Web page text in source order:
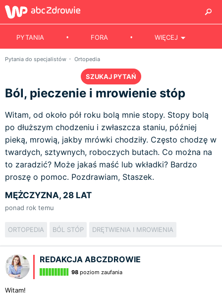
PYTANIA FORA WIĘCEJ
Pytania do specjalistów Ortopedia
SZUKAJ PYTAŃ
Ból, pieczenie i mrowienie stóp
Witam, od około pół roku bolą mnie stopy. Stopy bolą
po dłuższym chodzeniu i zwłaszcza staniu, później
pieką, mrowią, jakby mrówki chodziły. Często chodzę w
twardych, sztywnych, roboczych butach. Co można na
to zaradzić? Może jakaś maść lub wkładki? Bardzo
proszę o pomoc. Pozdrawiam, Staszek.
MĘŻCZYZNA, 28 LAT
ponad rok temu
ORTOPEDIA BÓL STÓP DRĘTWIENIA I MROWIENIA
REDAKCJA ABCZDROWIE
98 poziom zaufania
Witam!